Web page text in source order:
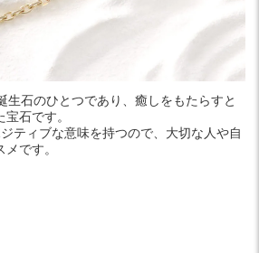
生石のひとつであり、癒しをもたらすと
石です。
ティブな意味を持つので、大切な人や自
です。